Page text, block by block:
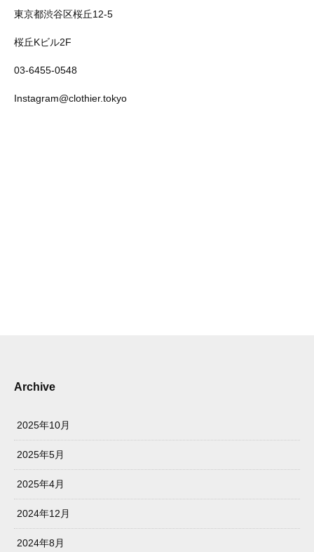
東京都渋谷区桜丘12-5
桜丘Kビル2F
03-6455-0548
Instagram@clothier.tokyo
Archive
2025年10月
2025年5月
2025年4月
2024年12月
2024年8月